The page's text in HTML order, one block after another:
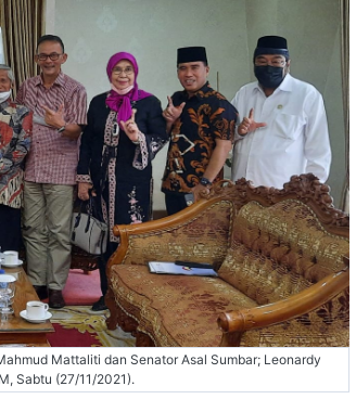
Mattaliti dan Senator Asal Sumbar; Leonardy
Sabtu (27/11/2021).